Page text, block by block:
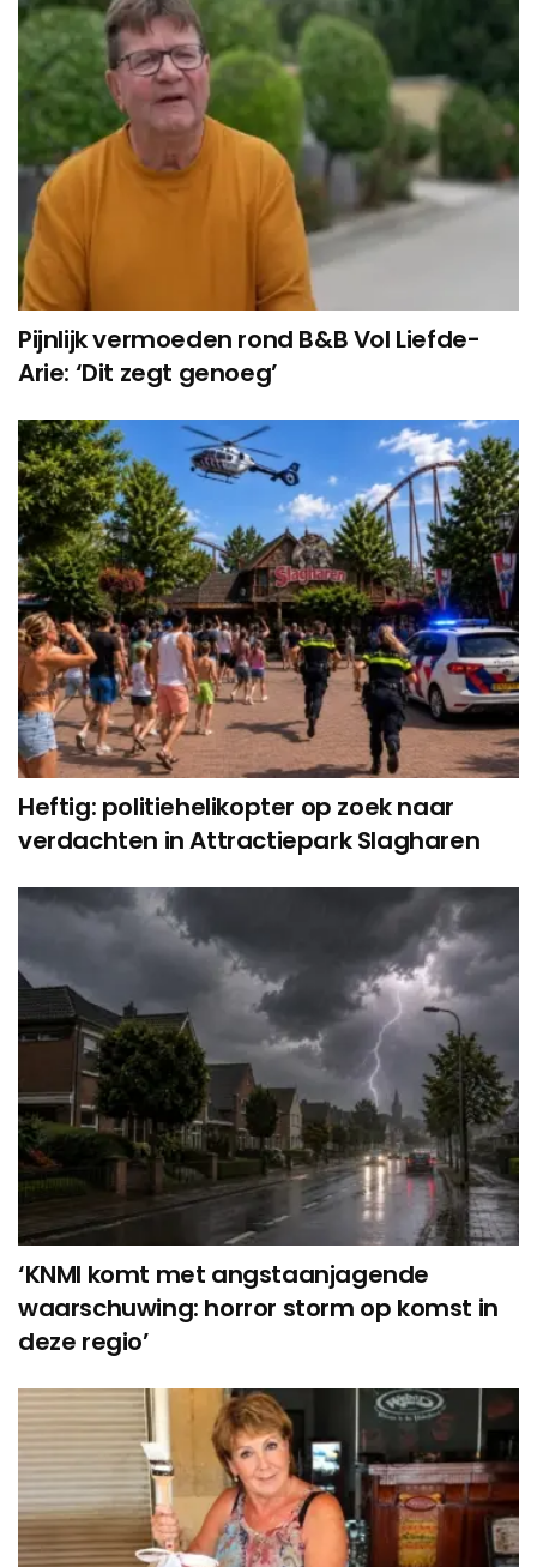
Pijnlijk vermoeden rond B&B Vol Liefde-
Arie: ‘Dit zegt genoeg’
Heftig: politiehelikopter op zoek naar
verdachten in Attractiepark Slagharen
‘KNMI komt met angstaanjagende
waarschuwing: horror storm op komst in
deze regio’